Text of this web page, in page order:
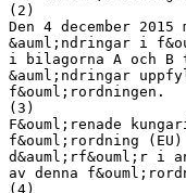
(2)
Den 4 december 2015
&auml;ndringar i
i bilagorna A och B
&auml;ndringar
f&ouml;rordningen.
(3)
F&ouml;renade
f&ouml;rordning
d&auml;rf&ouml;r i
av denna
(4)